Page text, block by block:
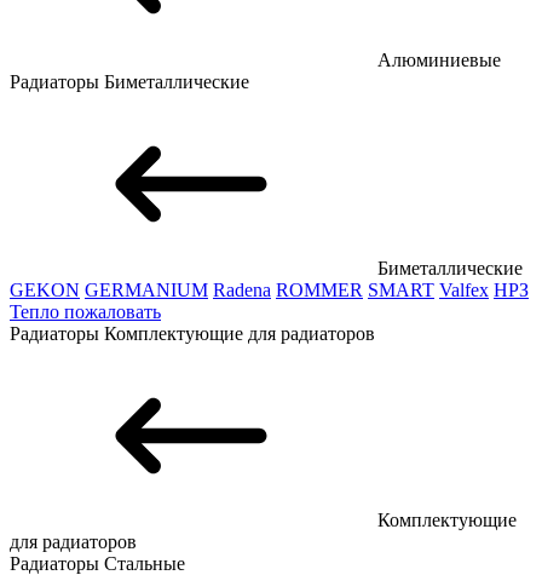
Алюминиевые
Радиаторы Биметаллические
Биметаллические
GEKON GERMANIUM Radena ROMMER SMART Valfex НРЗ
Тепло пожаловать
Радиаторы Комплектующие для радиаторов
Комплектующие
для радиаторов
Радиаторы Стальные